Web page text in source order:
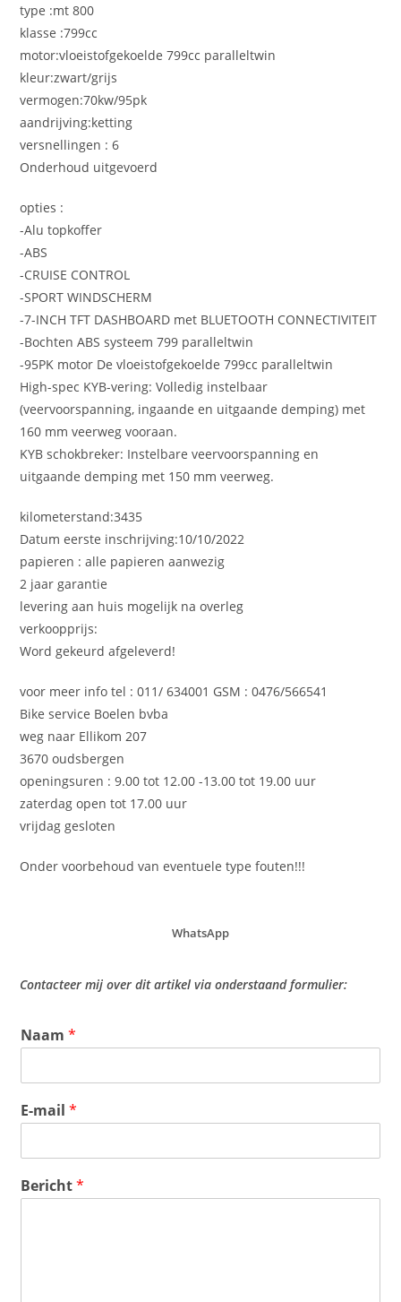
type :mt 800
klasse :799cc
motor:vloeistofgekoelde 799cc paralleltwin
kleur:zwart/grijs
vermogen:70kw/95pk
aandrijving:ketting
versnellingen : 6
Onderhoud uitgevoerd
opties :
-Alu topkoffer
-ABS
-CRUISE CONTROL
-SPORT WINDSCHERM
-7-INCH TFT DASHBOARD met BLUETOOTH CONNECTIVITEIT
-Bochten ABS systeem 799 paralleltwin
-95PK motor De vloeistofgekoelde 799cc paralleltwin
High-spec KYB-vering: Volledig instelbaar
(veervoorspanning, ingaande en uitgaande demping) met
160 mm veerweg vooraan.
KYB schokbreker: Instelbare veervoorspanning en
uitgaande demping met 150 mm veerweg.
kilometerstand:3435
Datum eerste inschrijving:10/10/2022
papieren : alle papieren aanwezig
2 jaar garantie
levering aan huis mogelijk na overleg
verkoopprijs:
Word gekeurd afgeleverd!
voor meer info tel : 011/ 634001 GSM : 0476/566541
Bike service Boelen bvba
weg naar Ellikom 207
3670 oudsbergen
openingsuren : 9.00 tot 12.00 -13.00 tot 19.00 uur
zaterdag open tot 17.00 uur
vrijdag gesloten
Onder voorbehoud van eventuele type fouten!!!
WhatsApp
Contacteer mij over dit artikel via onderstaand formulier:
Naam*
E-mail*
Bericht*